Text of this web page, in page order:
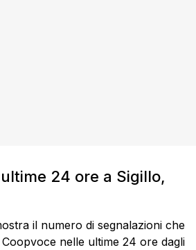
24 ore a Sigillo,
il numero di segnalazioni che
nelle ultime 24 ore dagli